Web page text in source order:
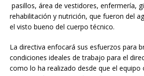
pasillos, área de vestidores, enfermería,
rehabilitación y nutrición, que fueron del
el visto bueno del cuerpo técnico.
La directiva enfocará sus esfuerzos para
condiciones ideales de trabajo para el
como lo ha realizado desde que el equipo